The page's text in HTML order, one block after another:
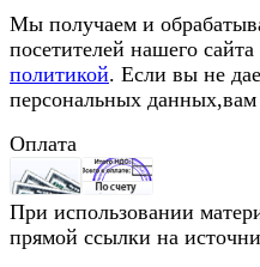
Мы получаем и
посетителей нашего
политикой. Если вы не
персональных
Оплата
При использовании
прямой ссылки на